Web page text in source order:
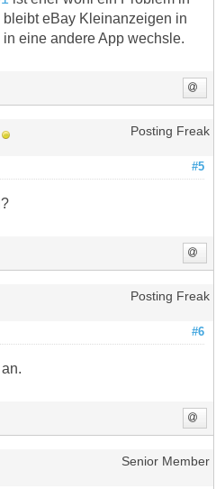
eBay Kleinanzeigen in
eine andere App wechsle.
Posting Freak
#5
Posting Freak
#6
Senior Member